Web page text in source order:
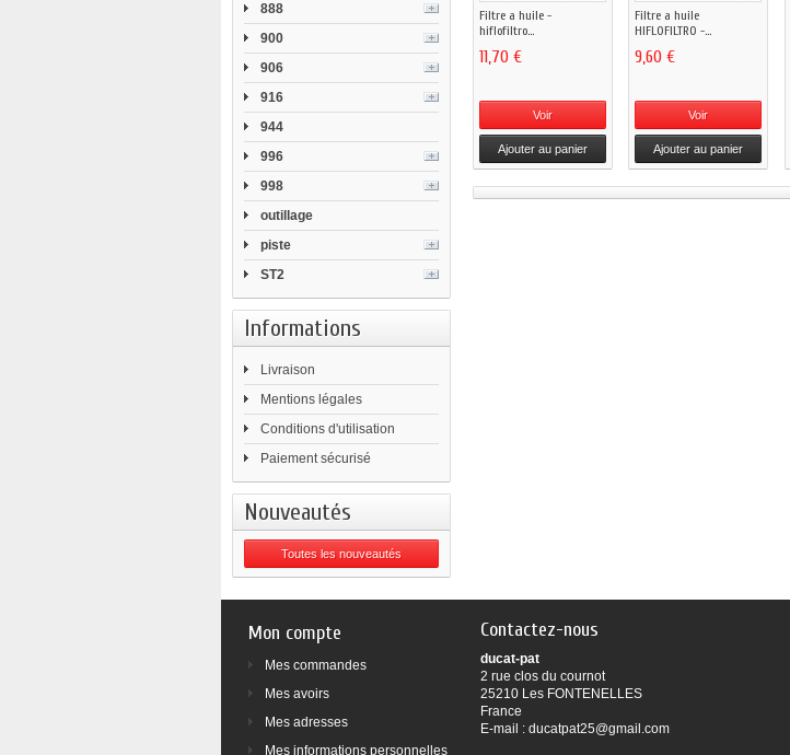
888
900
906
916
944
996
998
outillage
piste
ST2
Informations
Livraison
Mentions légales
Conditions d'utilisation
Paiement sécurisé
Nouveautés
Toutes les nouveautés
Filtre a huile -
hiflofiltro...
11,70 €
Voir
Ajouter au panier
Filtre a huile
HIFLOFILTRO -...
9,60 €
Voir
Ajouter au panier
Mon compte
Mes commandes
Mes avoirs
Mes adresses
Mes informations personnelles
Contactez-nous
ducat-pat
2 rue clos du cournot
25210 Les FONTENELLES
France
E-mail : ducatpat25@gmail.com